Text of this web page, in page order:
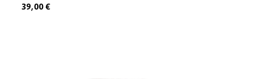
Regulärer Preis:
39,00 €